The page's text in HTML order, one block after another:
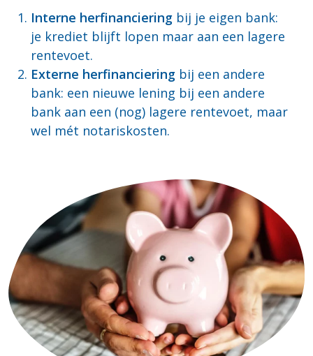
Interne herfinanciering bij je eigen bank:
je krediet blijft lopen maar aan een lagere
rentevoet.
Externe herfinanciering bij een andere
bank: een nieuwe lening bij een andere
bank aan een (nog) lagere rentevoet, maar
wel mét notariskosten.